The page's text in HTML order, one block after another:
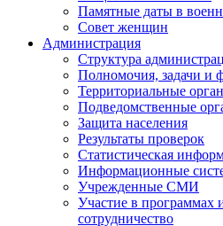
Памятные даты в
Совет женщин
Администрация
Структура
Полномочия, задачи и
Территориальные
Подведомственные
Защита населения
Результаты проверок
Статистическая
Информационные
Учрежденные СМИ
Участие в программах
сотрудничество